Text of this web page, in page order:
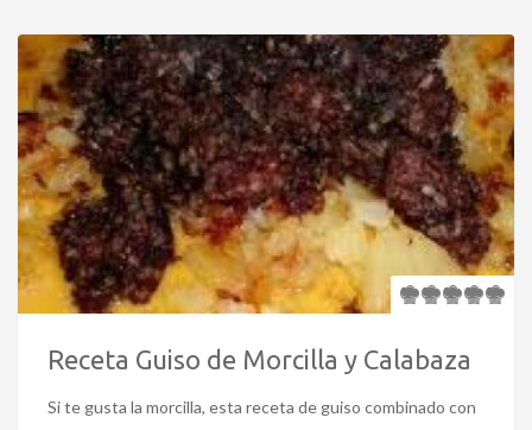
Receta Guiso de Morcilla y Calabaza
Si te gusta la morcilla, esta receta de guiso combinado con